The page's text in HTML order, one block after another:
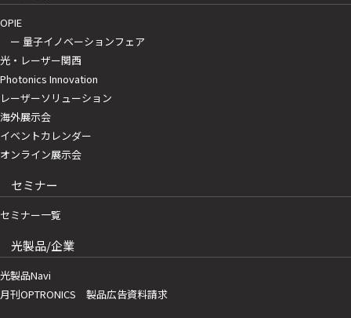
OPIE
ー 量子イノベーションフェア
光・レーザー関西
Photonics Innovation
レーザーソリューション
海外展示会
イベントカレンダー
オンライン展示会
セミナー
セミナー一覧
光製品/企業
光製品Navi
月刊OPTRONICS 製品広告資料請求